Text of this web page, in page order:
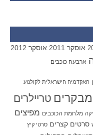
אוסקר 2011 אוסקר 2012
ארבעה כוכבים
האקדמיה הישראלית לקולנוע
טריילרים
מלחמת הכוכבים מפיצים
סרטים קצרים סרטי קיץ